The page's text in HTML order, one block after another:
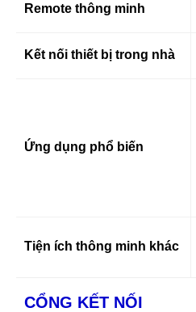
Remote thông minh
Kết nối thiết bị trong nhà
Ứng dụng phổ biến
Tiện ích thông minh khác
CỔNG KẾT NỐI